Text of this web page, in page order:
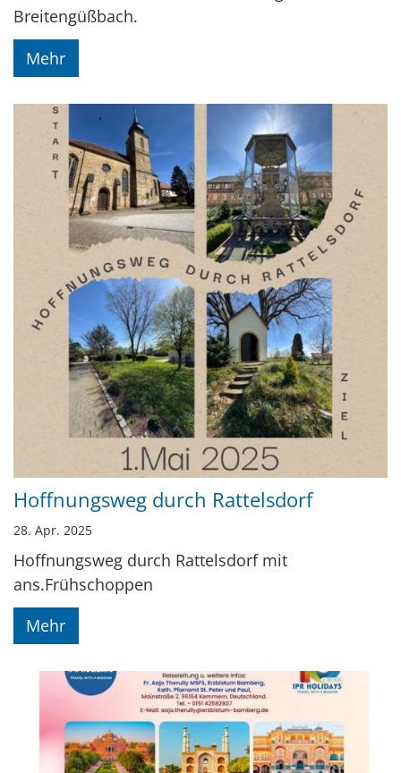
Breitengüßbach.
Mehr
Hoffnungsweg durch Rattelsdorf
28. Apr. 2025
Hoffnungsweg durch Rattelsdorf mit
ans.Frühschoppen
Mehr